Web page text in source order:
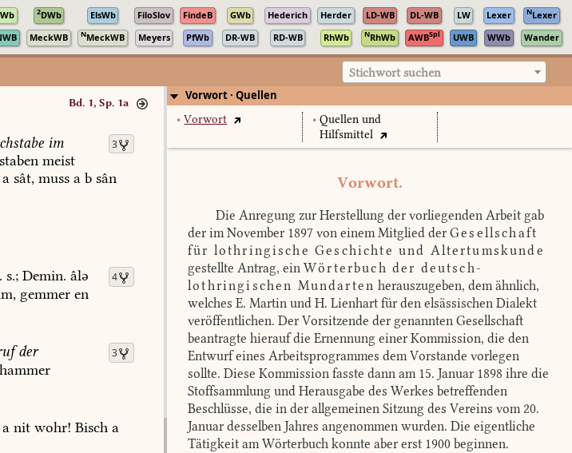
2DWb ElsWb FiloSlov FindeB GWb Hederich Herder LD-WB DL-WB LW Lexer NLexer
MeckWB NMeckWB Meyers PfWb DR-WB RD-WB RhWb NRhWb AWBSpl UWB WWb Wander
Stichwort suchen
Bd. 1, Sp. 1a
3
im
meist
a sât, muss a b sân
4
s.; Demin. âlə
gemmer en
3
der
hammer
nitwohr! Bischa
Vorwort · Quellen
• Vorwort • Quellen und
Hilfsmittel
Vorwort.
Die Anregung zur Herstellung der vorliegenden Arbeit gab
der im November 1897 von einem Mitglied der Gesellschaft
für lothringische Geschichte und Altertumskunde
gestellte Antrag, ein Wörterbuch der deutsch-
lothringischen Mundarten herauszugeben, dem ähnlich,
welches E. Martin und H. Lienhart für den elsässischen Dialekt
veröffentlichen. Der Vorsitzende der genannten Gesellschaft
beantragte hierauf die Ernennung einer Kommission, die den
Entwurf eines Arbeitsprogrammes dem Vorstande vorlegen
sollte. Diese Kommission fasste dann am 15. Januar 1898 ihre die
Stoffsammlung und Herausgabe des Werkes betreffenden
Beschlüsse, die in der allgemeinen Sitzung des Vereins vom 20.
Januar desselben Jahres angenommen wurden. Die eigentliche
Tätigkeit am Wörterbuch konnte aber erst 1900 beginnen.